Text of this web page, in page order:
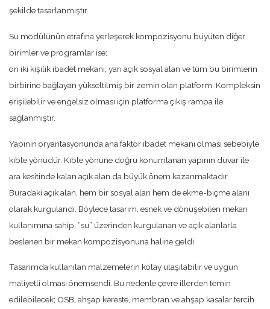
şekilde tasarlanmıştır.
Su modülünün etrafına yerleşerek kompozisyonu büyüten diğer
birimler ve programlar ise;
on iki kişilik ibadet mekanı, yarı açık sosyal alan ve tüm bu birimlerin
birbirine bağlayan yükseltilmiş bir zemin olan platform. Kompleksin
erişilebilir ve engelsiz olması için platforma çıkış rampa ile
sağlanmıştır.
Yapının oryantasyonunda ana faktör ibadet mekanı olması sebebiyle
kıble yönüdür. Kıble yönüne doğru konumlanan yapının duvar ile
ara kesitinde kalan açık alan da büyük önem kazanmaktadır.
Buradaki açık alan, hem bir sosyal alan hem de ekme-biçme alanı
olarak kurgulandı. Böylece tasarım, esnek ve dönüşebilen mekan
kullanımına sahip, “su” üzerinden kurgulanan ve açık alanlarla
beslenen bir mekan kompozisyonuna haline geldi.
Tasarımda kullanılan malzemelerin kolay ulaşılabilir ve uygun
maliyetli olması önemsendi. Bu nedenle çevre illerden temin
edilebilecek; OSB, ahşap kereste, membran ve ahşap kasalar tercih